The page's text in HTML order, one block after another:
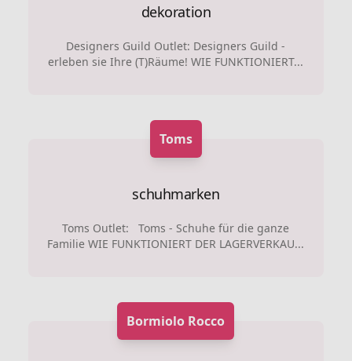
dekoration
Designers Guild Outlet: Designers Guild -
erleben sie Ihre (T)Räume! WIE FUNKTIONIERT...
Toms
schuhmarken
Toms Outlet: Toms - Schuhe für die ganze
Familie WIE FUNKTIONIERT DER LAGERVERKAU...
Bormiolo Rocco